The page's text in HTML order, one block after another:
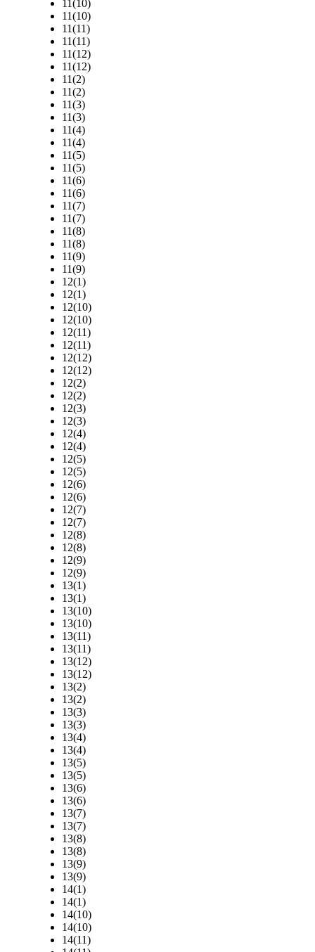
11(10)
11(10)
11(11)
11(11)
11(12)
11(12)
11(2)
11(2)
11(3)
11(3)
11(4)
11(4)
11(5)
11(5)
11(6)
11(6)
11(7)
11(7)
11(8)
11(8)
11(9)
11(9)
12(1)
12(1)
12(10)
12(10)
12(11)
12(11)
12(12)
12(12)
12(2)
12(2)
12(3)
12(3)
12(4)
12(4)
12(5)
12(5)
12(6)
12(6)
12(7)
12(7)
12(8)
12(8)
12(9)
12(9)
13(1)
13(1)
13(10)
13(10)
13(11)
13(11)
13(12)
13(12)
13(2)
13(2)
13(3)
13(3)
13(4)
13(4)
13(5)
13(5)
13(6)
13(6)
13(7)
13(7)
13(8)
13(8)
13(9)
13(9)
14(1)
14(1)
14(10)
14(10)
14(11)